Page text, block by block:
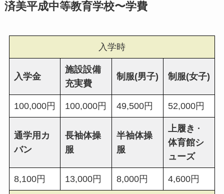
済美平成中等教育学校〜学費
入学時
入学金
施設設備
充実費
制服(男子) 制服(女子)
100,000円 100,000円 49,500円 52,000円
通学用カ
バン
長袖体操
服
半袖体操
服
上履き ·
体育館シ
ューズ
8,100円 13,000円 8,000円 4,600円